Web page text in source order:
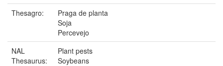
Thesagro:
Praga de planta
Soja
Percevejo
NAL
Thesaurus:
Plant pests
Soybeans